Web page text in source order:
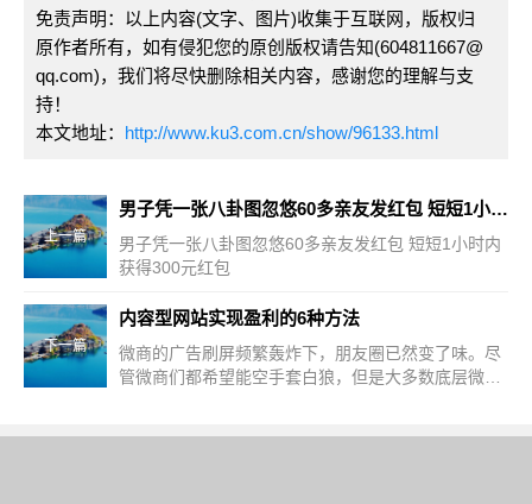
免责声明：以上内容(文字、图片)收集于互联网，版权归
原作者所有，如有侵犯您的原创版权请告知(604811667@
qq.com)，我们将尽快删除相关内容，感谢您的理解与支
持！
本文地址： http://www.ku3.com.cn/show/96133.html
上一篇
男子凭一张八卦图忽悠60多亲友发红包 短短1小时内获得300元红包
男子凭一张八卦图忽悠60多亲友发红包 短短1小时内
获得300元红包
下一篇
内容型网站实现盈利的6种方法
微商的广告刷屏频繁轰炸下，朋友圈已然变了味。尽
管微商们都希望能空手套白狼，但是大多数底层微商